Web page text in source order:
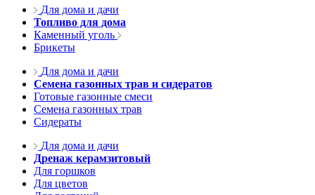
Для дома и дачи
Топливо для дома
Каменный уголь
Брикеты
Для дома и дачи
Семена газонных трав и сидератов
Готовые газонные смеси
Семена газонных трав
Сидераты
Для дома и дачи
Дренаж керамзитовый
Для горшков
Для цветов